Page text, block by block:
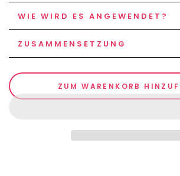
WIE WIRD ES ANGEWENDET?
ZUSAMMENSETZUNG
ZUM WARENKORB